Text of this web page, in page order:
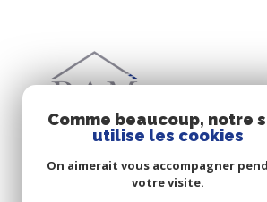
Comme beaucoup, notre
utilise les cookies
On aimerait vous accompagner
votre visite.